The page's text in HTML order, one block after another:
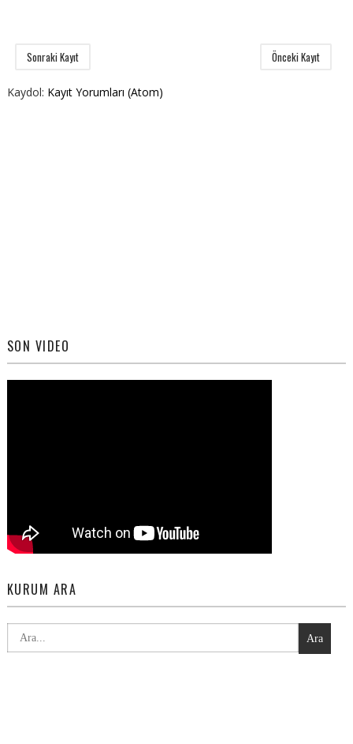
Sonraki Kayıt Önceki Kayıt
Kaydol: Kayıt Yorumları (Atom)
SON VIDEO
KURUM ARA
Ara